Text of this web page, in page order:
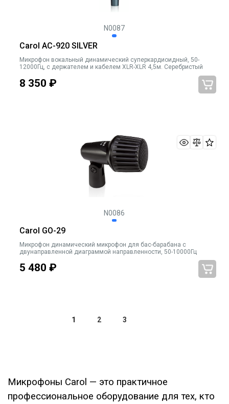
N0087
Carol AC-920 SILVER
Микрофон вокальный динамический суперкардиоидный, 50-
12000Гц, с держателем и кабелем XLR-XLR 4,5м. Серебристый
8 350 ₽
N0086
Carol GO-29
Микрофон динамический микрофон для бас-барабана с
двунаправленной диаграммой направленности, 50-10000Гц
5 480 ₽
1 2 3
Микрофоны Carol — это практичное
профессиональное оборудование для тех, кто